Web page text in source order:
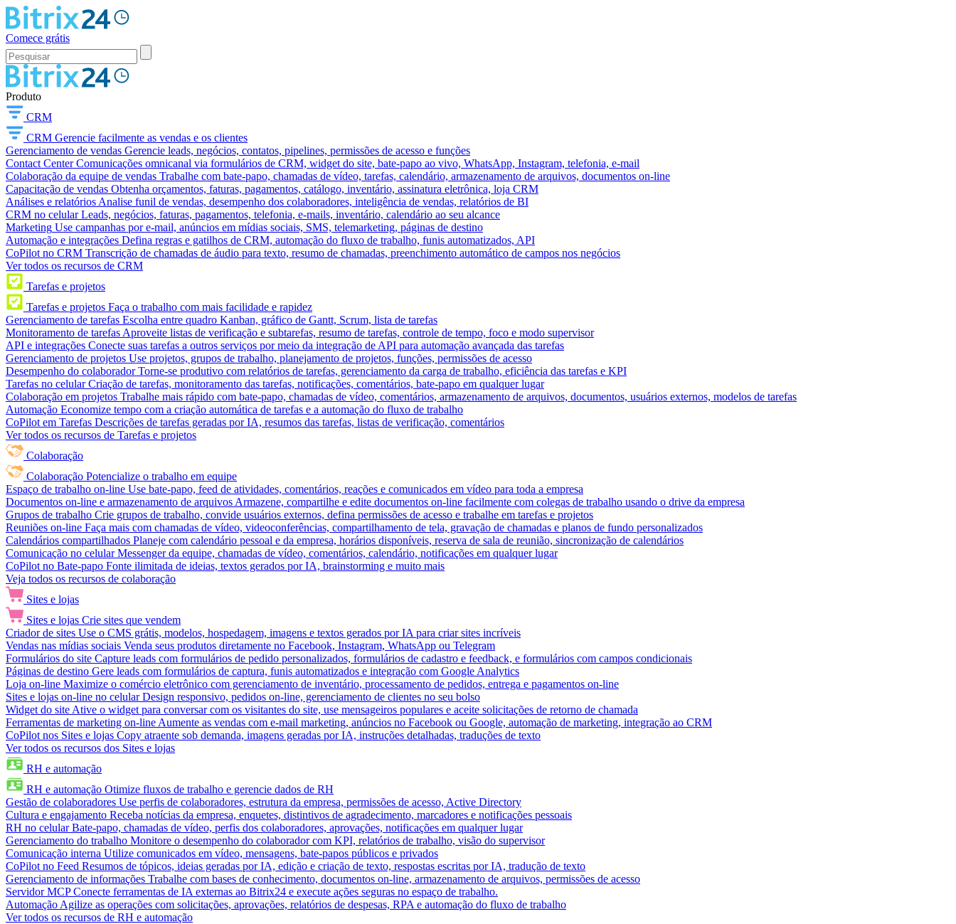
Comece grátis
Produto
CRM
CRM Gerencie facilmente as vendas e os clientes
Gerenciamento de vendas Gerencie leads, negócios, contatos, pipelines, permissões de acesso e funções
Contact Center Comunicações omnicanal via formulários de CRM, widget do site, bate-papo ao vivo, WhatsApp, Instagram, telefonia, e-mail
Colaboração da equipe de vendas Trabalhe com bate-papo, chamadas de vídeo, tarefas, calendário, armazenamento de arquivos, documentos on-line
Capacitação de vendas Obtenha orçamentos, faturas, pagamentos, catálogo, inventário, assinatura eletrônica, loja CRM
Análises e relatórios Analise funil de vendas, desempenho dos colaboradores, inteligência de vendas, relatórios de BI
CRM no celular Leads, negócios, faturas, pagamentos, telefonia, e-mails, inventário, calendário ao seu alcance
Marketing Use campanhas por e-mail, anúncios em mídias sociais, SMS, telemarketing, páginas de destino
Automação e integrações Defina regras e gatilhos de CRM, automação do fluxo de trabalho, funis automatizados, API
CoPilot no CRM Transcrição de chamadas de áudio para texto, resumo de chamadas, preenchimento automático de campos nos negócios
Ver todos os recursos de CRM
Tarefas e projetos
Tarefas e projetos Faça o trabalho com mais facilidade e rapidez
Gerenciamento de tarefas Escolha entre quadro Kanban, gráfico de Gantt, Scrum, lista de tarefas
Monitoramento de tarefas Aproveite listas de verificação e subtarefas, resumo de tarefas, controle de tempo, foco e modo supervisor
API e integrações Conecte suas tarefas a outros serviços por meio da integração de API para automação avançada das tarefas
Gerenciamento de projetos Use projetos, grupos de trabalho, planejamento de projetos, funções, permissões de acesso
Desempenho do colaborador Torne-se produtivo com relatórios de tarefas, gerenciamento da carga de trabalho, eficiência das tarefas e KPI
Tarefas no celular Criação de tarefas, monitoramento das tarefas, notificações, comentários, bate-papo em qualquer lugar
Colaboração em projetos Trabalhe mais rápido com bate-papo, chamadas de vídeo, comentários, armazenamento de arquivos, documentos, usuários externos, modelos de tarefas
Automação Economize tempo com a criação automática de tarefas e a automação do fluxo de trabalho
CoPilot em Tarefas Descrições de tarefas geradas por IA, resumos das tarefas, listas de verificação, comentários
Ver todos os recursos de Tarefas e projetos
Colaboração
Colaboração Potencialize o trabalho em equipe
Espaço de trabalho on-line Use bate-papo, feed de atividades, comentários, reações e comunicados em vídeo para toda a empresa
Documentos on-line e armazenamento de arquivos Armazene, compartilhe e edite documentos on-line facilmente com colegas de trabalho usando o drive da empresa
Grupos de trabalho Crie grupos de trabalho, convide usuários externos, defina permissões de acesso e trabalhe em tarefas e projetos
Reuniões on-line Faça mais com chamadas de vídeo, videoconferências, compartilhamento de tela, gravação de chamadas e planos de fundo personalizados
Calendários compartilhados Planeje com calendário pessoal e da empresa, horários disponíveis, reserva de sala de reunião, sincronização de calendários
Comunicação no celular Messenger da equipe, chamadas de vídeo, comentários, calendário, notificações em qualquer lugar
CoPilot no Bate-papo Fonte ilimitada de ideias, textos gerados por IA, brainstorming e muito mais
Veja todos os recursos de colaboração
Sites e lojas
Sites e lojas Crie sites que vendem
Criador de sites Use o CMS grátis, modelos, hospedagem, imagens e textos gerados por IA para criar sites incríveis
Vendas nas mídias sociais Venda seus produtos diretamente no Facebook, Instagram, WhatsApp ou Telegram
Formulários do site Capture leads com formulários de pedido personalizados, formulários de cadastro e feedback, e formulários com campos condicionais
Páginas de destino Gere leads com formulários de captura, funis automatizados e integração com Google Analytics
Loja on-line Maximize o comércio eletrônico com gerenciamento de inventário, processamento de pedidos, entrega e pagamentos on-line
Sites e lojas on-line no celular Design responsivo, pedidos on-line, gerenciamento de clientes no seu bolso
Widget do site Ative o widget para conversar com os visitantes do site, use mensageiros populares e aceite solicitações de retorno de chamada
Ferramentas de marketing on-line Aumente as vendas com e-mail marketing, anúncios no Facebook ou Google, automação de marketing, integração ao CRM
CoPilot nos Sites e lojas Copy atraente sob demanda, imagens geradas por IA, instruções detalhadas, traduções de texto
Ver todos os recursos dos Sites e lojas
RH e automação
RH e automação Otimize fluxos de trabalho e gerencie dados de RH
Gestão de colaboradores Use perfis de colaboradores, estrutura da empresa, permissões de acesso, Active Directory
Cultura e engajamento Receba notícias da empresa, enquetes, distintivos de agradecimento, marcadores e notificações pessoais
RH no celular Bate-papo, chamadas de vídeo, perfis dos colaboradores, aprovações, notificações em qualquer lugar
Gerenciamento do trabalho Monitore o desempenho do colaborador com KPI, relatórios de trabalho, visão do supervisor
Comunicação interna Utilize comunicados em vídeo, mensagens, bate-papos públicos e privados
CoPilot no Feed Resumos de tópicos, ideias geradas por IA, edição e criação de texto, respostas escritas por IA, tradução de texto
Gerenciamento de informações Trabalhe com bases de conhecimento, documentos on-line, armazenamento de arquivos, permissões de acesso
Servidor MCP Conecte ferramentas de IA externas ao Bitrix24 e execute ações seguras no espaço de trabalho.
Automação Agilize as operações com solicitações, aprovações, relatórios de despesas, RPA e automação do fluxo de trabalho
Ver todos os recursos de RH e automação